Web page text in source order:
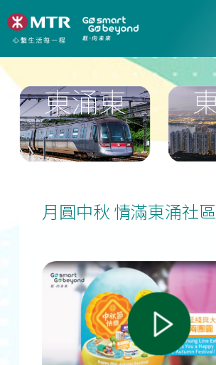
月圓中秋 情滿東涌社區